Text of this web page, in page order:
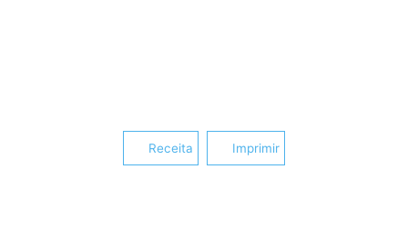
Receita Imprimir